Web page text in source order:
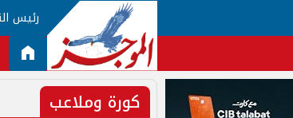
رئيس
كورة وملاعب